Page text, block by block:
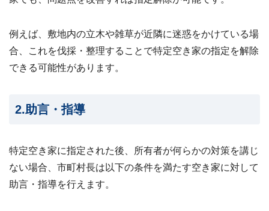
お電
話で
の無
料査
定
408 ／
9:00〜
資料
ンロ
ード
（無
例えば、敷地内の立木や雑草が近隣に迷惑をかけている場
合、これを伐採・整理することで特定空き家の指定を解除
できる可能性があります。
2.助言・指導
特定空き家に指定された後、所有者が何らかの対策を講じ
ない場合、市町村長は以下の条件を満たす空き家に対して
助言・指導を行えます。